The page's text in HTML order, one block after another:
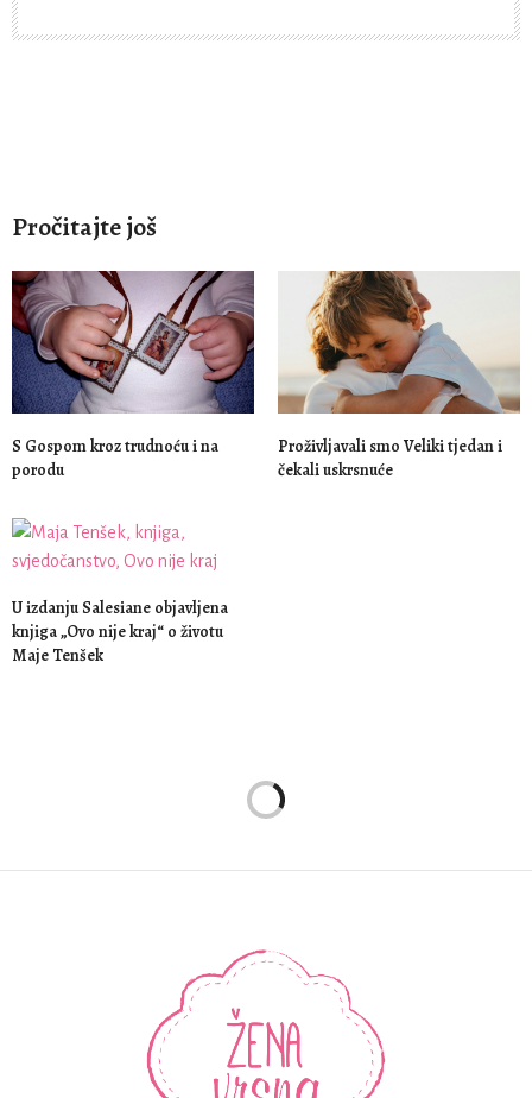
Pročitajte još
S Gospom kroz trudnoću i na
porodu
Proživljavali smo Veliki tjedan i
čekali uskrsnuće
U izdanju Salesiane objavljena
knjiga „Ovo nije kraj“ o životu
Maje Tenšek